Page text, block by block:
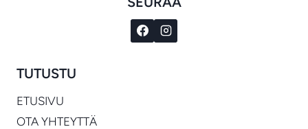
TUTUSTU
ETUSIVU
OTA YHTEYTTÄ